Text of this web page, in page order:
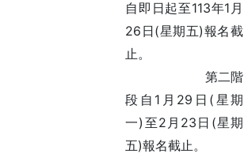
自即日起至113年1 月
26 日 (星期五)報名截
止。
第二階
段自 1 月 29 日 ( 星期
一) 至2 月 23 日 (星期
五)報名截止。